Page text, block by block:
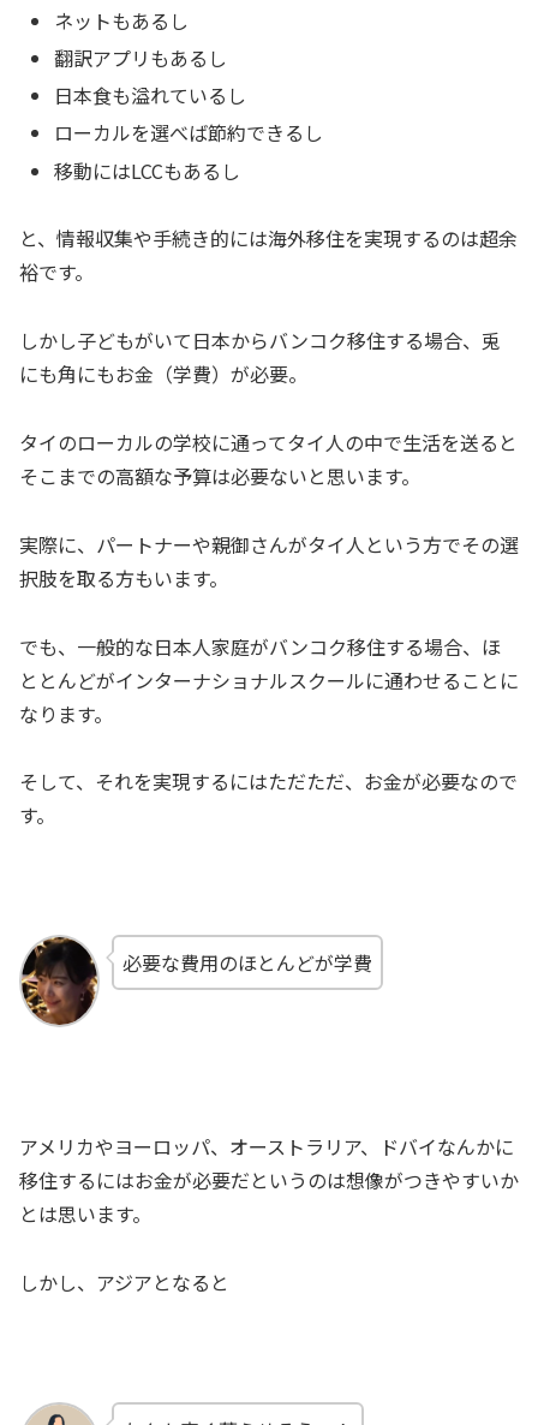
ネットもあるし
翻訳アプリもあるし
日本食も溢れているし
ローカルを選べば節約できるし
移動にはLCCもあるし
と、情報収集や手続き的には海外移住を実現するのは超余
裕です。
しかし子どもがいて日本からバンコク移住する場合、兎
にも角にもお金（学費）が必要。
タイのローカルの学校に通ってタイ人の中で生活を送ると
そこまでの高額な予算は必要ないと思います。
実際に、パートナーや親御さんがタイ人という方でその選
択肢を取る方もいます。
でも、一般的な日本人家庭がバンコク移住する場合、ほ
ととんどがインターナショナルスクールに通わせることに
なります。
そして、それを実現するにはただただ、お金が必要なので
す。
必要な費用のほとんどが学費
アメリカやヨーロッパ、オーストラリア、ドバイなんかに
移住するにはお金が必要だというのは想像がつきやすいか
とは思います。
しかし、アジアとなると